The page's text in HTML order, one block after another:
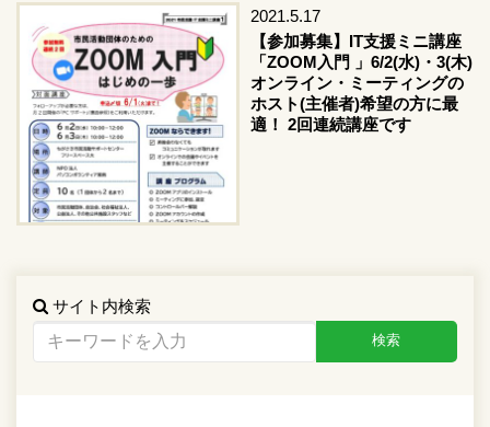
2021.5.17
【参加募集】IT支援ミニ講座
「ZOOM入門 」6/2(水)・3(木)
オンライン・ミーティングの
ホスト(主催者)希望の方に最
適！ 2回連続講座です
サイト内検索